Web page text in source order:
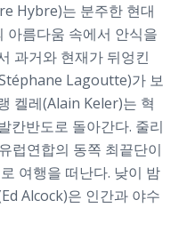
Hybre)는 분주한 현대
아름다움 속에서 안식을
과거와 현재가 뒤엉킨
Lagoutte)가 보
켈레(Alain Keler)는 혁
칸반도로 돌아간다. 줄리
럽연합의 동쪽 최끝단이
여행을 떠난다. 낮이 밤
Alcock)은 인간과 야수